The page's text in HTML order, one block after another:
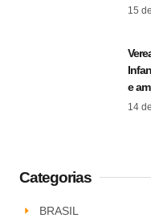
15
e
14
Categorias
BRASIL